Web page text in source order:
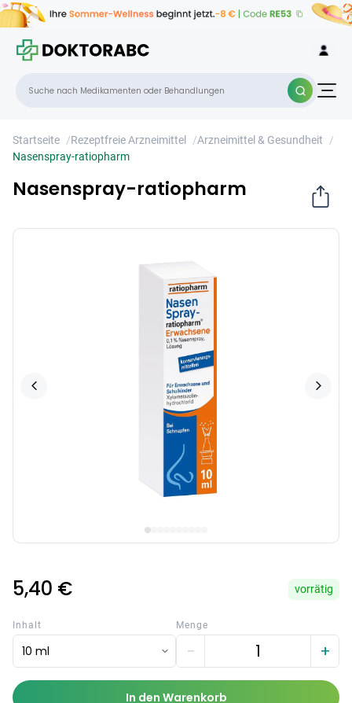
Startseite /Rezeptfreie Arzneimittel /Arzneimittel & Gesundheit
/
Nasenspray-ratiopharm
Nasenspray-ratiopharm
5,40 € vorrätig
Inhalt
10 ml
Menge
− +
In den Warenkorb
×